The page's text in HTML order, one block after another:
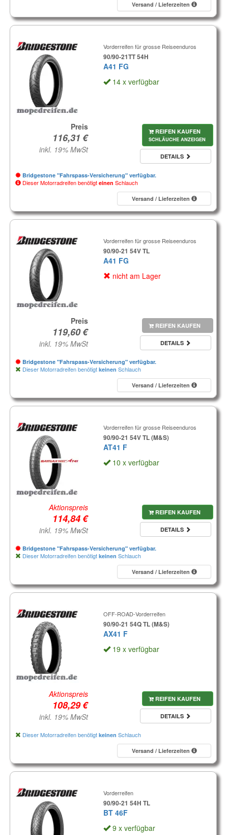
Versand / Lieferzeiten
Vorderreifen für grosse Reiseenduros
90/90-21TT 54H
A41 FG
14 x verfügbar
Preis
inkl. 19% MwSt
REIFEN KAUFEN
SCHLÄUCHE ANZEIGEN
DETAILS
Bridgestone "Fahrspass-Versicherung" verfügbar.
Dieser Motorradreifen benötigt einen Schlauch
Versand / Lieferzeiten
Vorderreifen für grosse Reiseenduros
90/90-21 54V TL
A41 FG
nicht am Lager
Preis
inkl. 19% MwSt
REIFEN KAUFEN
DETAILS
Bridgestone "Fahrspass-Versicherung" verfügbar.
Dieser Motorradreifen benötigt keinen Schlauch
Versand / Lieferzeiten
Vorderreifen für grosse Reiseenduros
90/90-21 54V TL (M&S)
AT41 F
10 x verfügbar
Aktionspreis
inkl. 19% MwSt
REIFEN KAUFEN
DETAILS
Bridgestone "Fahrspass-Versicherung" verfügbar.
Dieser Motorradreifen benötigt keinen Schlauch
Versand / Lieferzeiten
OFF-ROAD-Vorderreifen
90/90-21 54Q TL (M&S)
AX41 F
19 x verfügbar
Aktionspreis
inkl. 19% MwSt
REIFEN KAUFEN
DETAILS
Dieser Motorradreifen benötigt keinen Schlauch
Versand / Lieferzeiten
Vorderreifen
90/90-21 54H TL
BT 46F
9 x verfügbar